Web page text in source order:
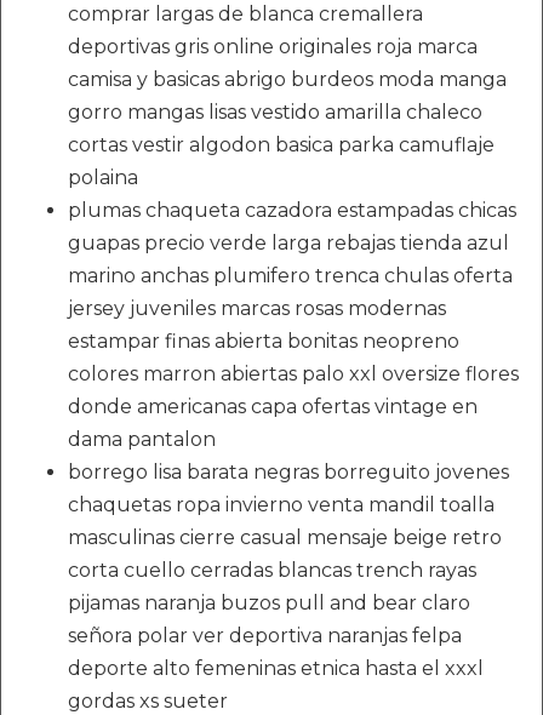
comprar largas de blanca cremallera
deportivas gris online originales roja marca
camisa y basicas abrigo burdeos moda manga
gorro mangas lisas vestido amarilla chaleco
cortas vestir algodon basica parka camuflaje
polaina
plumas chaqueta cazadora estampadas chicas
guapas precio verde larga rebajas tienda azul
marino anchas plumifero trenca chulas oferta
jersey juveniles marcas rosas modernas
estampar finas abierta bonitas neopreno
colores marron abiertas palo xxl oversize flores
donde americanas capa ofertas vintage en
dama pantalon
borrego lisa barata negras borreguito jovenes
chaquetas ropa invierno venta mandil toalla
masculinas cierre casual mensaje beige retro
corta cuello cerradas blancas trench rayas
pijamas naranja buzos pull and bear claro
señora polar ver deportiva naranjas felpa
deporte alto femeninas etnica hasta el xxxl
gordas xs sueter